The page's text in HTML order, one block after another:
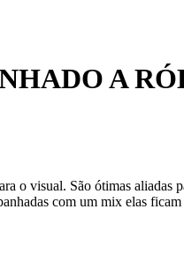
A
o visual. São ótimas
com um mix elas